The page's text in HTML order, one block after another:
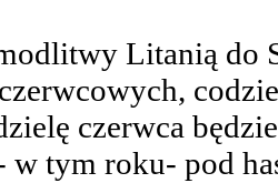
Litanią do
czerwca
tym roku- pod